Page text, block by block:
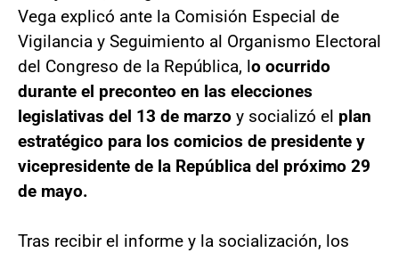
Vega explicó ante la Comisión Especial de
Vigilancia y Seguimiento al Organismo Electoral
del Congreso de la República, lo ocurrido
durante el preconteo en las elecciones
legislativas del 13 de marzo y socializó el plan
estratégico para los comicios de presidente y
vicepresidente de la República del próximo 29
de mayo.
Tras recibir el informe y la socialización, los